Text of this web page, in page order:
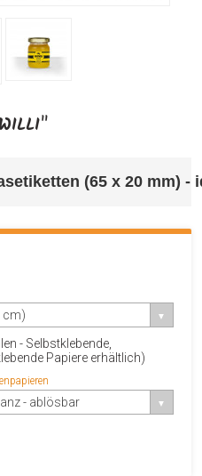
(65 x 20 mm) -
cm)
- Selbstklebende,
Papiere erhältlich)
- ablösbar